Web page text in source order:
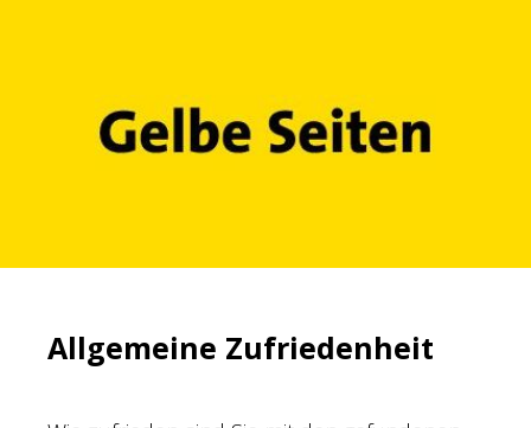
Allgemeine Zufriedenheit